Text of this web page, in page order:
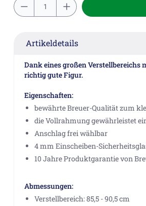
Artikeldetails
Dank eines großen Verstellbereichs
richtig gute Figur.
Eigenschaften:
bewährte Breuer-Qualität zum
die Vollrahmung gewährleistet
Anschlag frei wählbar
4 mm Einscheiben-
10 Jahre Produktgarantie von
Abmessungen:
Verstellbereich: 85,5 - 90,5 cm